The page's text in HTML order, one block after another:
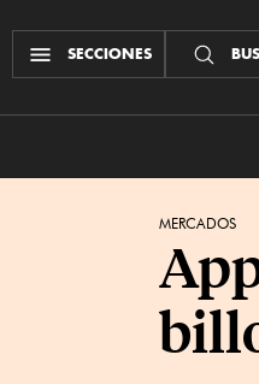
SECCIONES
MERCADOS